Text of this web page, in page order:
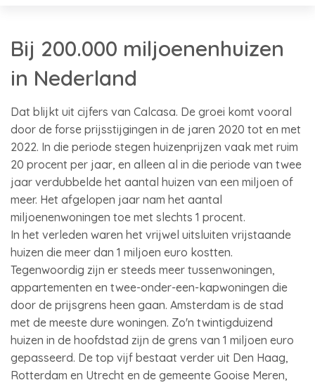
Bij 200.000 miljoenenhuizen
in Nederland
Dat blijkt uit cijfers van Calcasa. De groei komt vooral
door de forse prijsstijgingen in de jaren 2020 tot en met
2022. In die periode stegen huizenprijzen vaak met ruim
20 procent per jaar, en alleen al in die periode van twee
jaar verdubbelde het aantal huizen van een miljoen of
meer. Het afgelopen jaar nam het aantal
miljoenenwoningen toe met slechts 1 procent.
In het verleden waren het vrijwel uitsluiten vrijstaande
huizen die meer dan 1 miljoen euro kostten.
Tegenwoordig zijn er steeds meer tussenwoningen,
appartementen en twee-onder-een-kapwoningen die
door de prijsgrens heen gaan. Amsterdam is de stad
met de meeste dure woningen. Zo'n twintigduizend
huizen in de hoofdstad zijn de grens van 1 miljoen euro
gepasseerd. De top vijf bestaat verder uit Den Haag,
Rotterdam en Utrecht en de gemeente Gooise Meren,